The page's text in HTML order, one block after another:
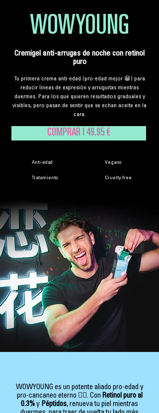
WOWYOUNG
Cremigel anti-arrugas de noche con retinol
puro
Tu primera crema anti-edad (pro-edad mejor 😁) para
reducir líneas de expresión y arruguitas mientras
duermes. Para los que quieren resultados graduales y
visibles, pero pasan de sentir que se echan aceite en la
cara.
COMPRAR | 49.95 €
Anti-edad
Tratamiento
Vegano
Cruelty-free
WOWYOUNG es un potente aliado pro-edad y
pro-cancaneo eterno 👯‍♂️. Con Retinol puro al
0.3% y Péptidos, renueva tu piel mientras